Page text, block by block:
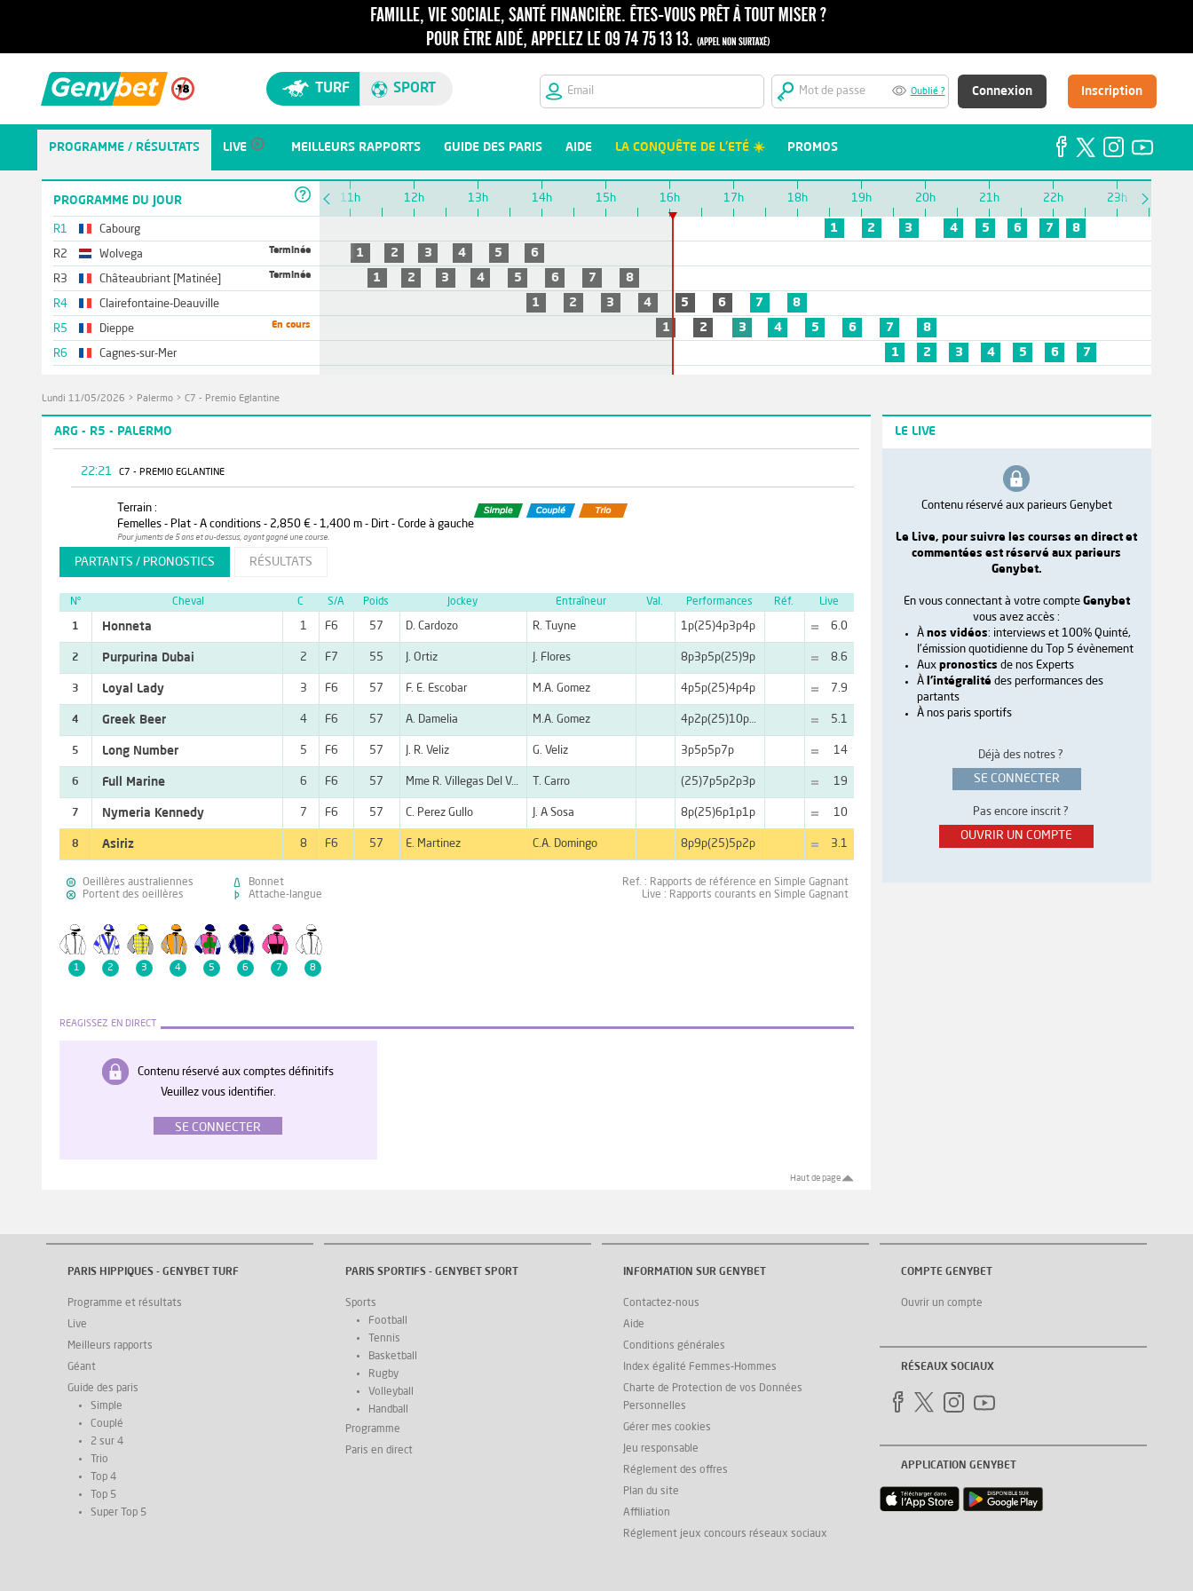
TURF SPORT Oublié ? Connexion Inscription
PROGRAMME / RÉSULTATS LIVE MEILLEURS RAPPORTS GUIDE DES PARIS AIDE LA CONQUÊTE DE L'ETÉ ☀️ PROMOS
PROGRAMME DU JOUR
R1 Cabourg
R2 Wolvega Terminée
R3 Châteaubriant [Matinée] Terminée
R4 Clairefontaine-Deauville
R5 Dieppe En cours
R6 Cagnes-sur-Mer
10h 11h 12h 13h 14h 15h 16h 17h 18h 19h 20h 21h 22h 23h
1 2 3 4 5 6 7
8
1
2 3 4 5
6
1
2 3 4 5 6 7
8
1
2 3 4 5 6 7
8
1
2 3 4 5 6 7
8
1
2 3 4 5 6 7
Lundi 11/05/2026 > Palermo > C7 - Premio Eglantine
ARG - R5 - PALERMO
22:21 C7 - PREMIO EGLANTINE
Terrain :
Femelles - Plat - A conditions - 2,850 € - 1,400 m - Dirt - Corde à gauche
Pour juments de 5 ans et au-dessus, ayant gagné une course.
PARTANTS / PRONOSTICS RÉSULTATS
N° Cheval C S/A Poids Jockey Entraîneur Val. Performances Réf. Live
1 Honneta 1 F6 57 D. Cardozo R. Tuyne 1p(25)4p3p4p 6.0
2 Purpurina Dubai 2 F7 55 J. Ortiz J. Flores 8p3p5p(25)9p 8.6
3 Loyal Lady 3 F6 57 F. E. Escobar M.A. Gomez 4p5p(25)4p4p 7.9
4 Greek Beer 4 F6 57 A. Damelia M.A. Gomez 4p2p(25)10p10p 5.1
5 Long Number 5 F6 57 J. R. Veliz G. Veliz 3p5p5p7p 14
6 Full Marine 6 F6 57 Mme R. Villegas Del Valle T. Carro (25)7p5p2p3p 19
7 Nymeria Kennedy 7 F6 57 C. Perez Gullo J. A Sosa 8p(25)6p1p1p 10
8 Asiriz 8 F6 57 E. Martinez C.A. Domingo 8p9p(25)5p2p 3.1
 Oeillères australiennes
 Portent des oeillères
 Bonnet
 Attache-langue
Ref. : Rapports de référence en Simple Gagnant
Live : Rapports courants en Simple Gagnant
1 2 3 4 5 6 7 8
REAGISSEZ EN DIRECT
Contenu réservé aux comptes définitifs
Veuillez vous identifier.
SE CONNECTER
Haut de page
LE LIVE
Contenu réservé aux parieurs Genybet
Le Live, pour suivre les courses en direct et
commentées est réservé aux parieurs
Genybet.
En vous connectant à votre compte Genybet
vous avez accès :
À nos vidéos: interviews et 100% Quinté,
l'émission quotidienne du Top 5 évènement
Aux pronostics de nos Experts
À l'intégralité des performances des
partants
À nos paris sportifs
Déjà des notres ?
SE CONNECTER
Pas encore inscrit ?
OUVRIR UN COMPTE
PARIS HIPPIQUES - GENYBET TURF
Programme et résultats
Live
Meilleurs rapports
Géant
Guide des paris
Simple
Couplé
2 sur 4
Trio
Top 4
Top 5
Super Top 5
PARIS SPORTIFS - GENYBET SPORT
Sports
Football
Tennis
Basketball
Rugby
Volleyball
Handball
Programme
Paris en direct
INFORMATION SUR GENYBET
Contactez-nous
Aide
Conditions générales
Index égalité Femmes-Hommes
Charte de Protection de vos Données
Personnelles
Gérer mes cookies
Jeu responsable
Réglement des offres
Plan du site
Affiliation
Réglement jeux concours réseaux sociaux
COMPTE GENYBET
Ouvrir un compte
RÉSEAUX SOCIAUX
APPLICATION GENYBET